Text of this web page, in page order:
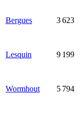
Bergues 3 623
Lesquin 9 199
Wormhout 5 794